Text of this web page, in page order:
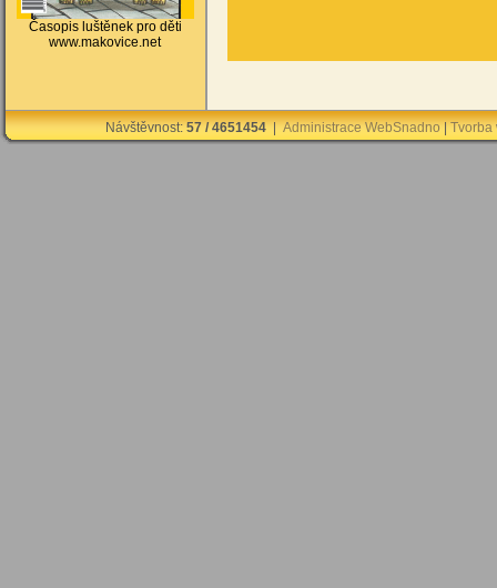
Časopis luštěnek pro děti
www.makovice.net
Návštěvnost: 57 / 4651454 Administrace WebSnadno Tvorba